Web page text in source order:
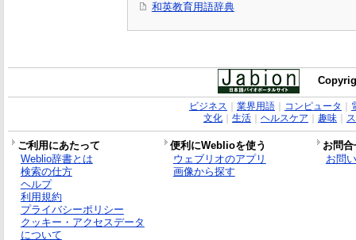
和英教育用語辞典
ビジネス 業界用語｜ コンピュータ
文化｜ 生活｜ ヘルスケア 趣味｜
ご利用にあたって 便利にWeblioを使う
お問
Weblio辞書とは
検索の仕方
ヘルプ
利用規約
プライバシーポリシー
クッキー・アクセスデータ
について
ウェブリオのアプリ
画像から探す
お問